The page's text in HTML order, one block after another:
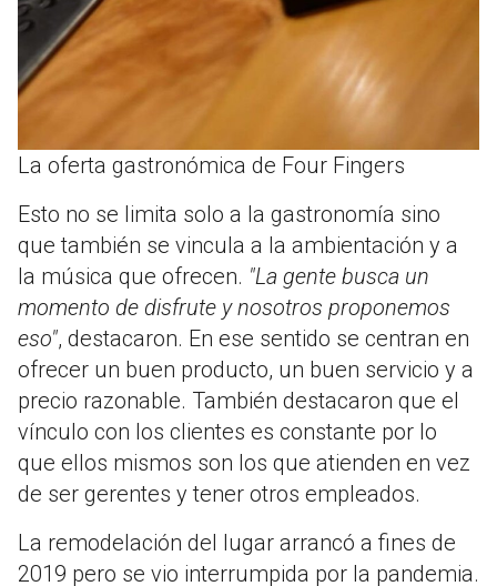
La oferta gastronómica de Four Fingers
Esto no se limita solo a la gastronomía sino
que también se vincula a la ambientación y a
la música que ofrecen. "La gente busca un
momento de disfrute y nosotros proponemos
eso", destacaron. En ese sentido se centran en
ofrecer un buen producto, un buen servicio y a
precio razonable. También destacaron que el
vínculo con los clientes es constante por lo
que ellos mismos son los que atienden en vez
de ser gerentes y tener otros empleados.
La remodelación del lugar arrancó a fines de
2019 pero se vio interrumpida por la pandemia.